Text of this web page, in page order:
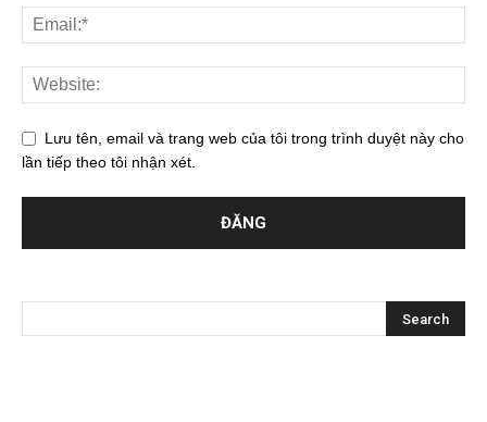
Lưu tên, email và trang web của tôi trong trình duyệt này cho
lần tiếp theo tôi nhận xét.